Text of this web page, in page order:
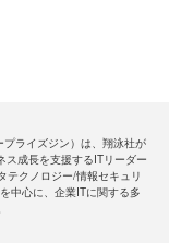
プライズジン）は、翔泳社が
ス成長を支援するITリーダー
テクノロジー/情報セキュリ
中心に、企業ITに関する多